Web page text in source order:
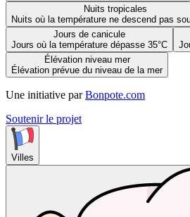
Nuits tropicales
Nuits où la température ne descend pas
Jours de canicule
Jours où la température dépasse 35°C
Élévation niveau mer
Élévation prévue du niveau de la mer
Une initiative par Bonpote.com
Soutenir le projet
Villes